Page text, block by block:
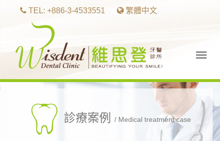
TEL: +886-3-4533551 繁體中文
診療案例 / Medical treatment case